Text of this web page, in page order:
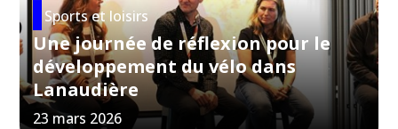
Sports et loisirs
Une journée de réflexion pour le
développement du vélo dans
Lanaudière
23 mars 2026